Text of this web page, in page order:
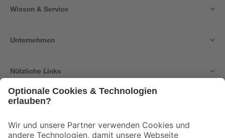
Wissen & Service
Unternehmen
Nützliche Links
Der toom Newsletter: Keine Angebote und Aktionen mehr verpassen!